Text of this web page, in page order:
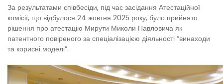
За результатами співбесіди, під час засідання Атестаційної
комісії, що відбулося 24 жовтня 2025 року, було прийнято
рішення про атестацію Мирути Миколи Павловича як
патентного повіреного за спеціалізацією діяльності “винаходи
та корисні моделі”.